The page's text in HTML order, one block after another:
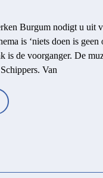
Burgum nodigt u uit
is ‘niets doen is
is de voorganger. De
Van